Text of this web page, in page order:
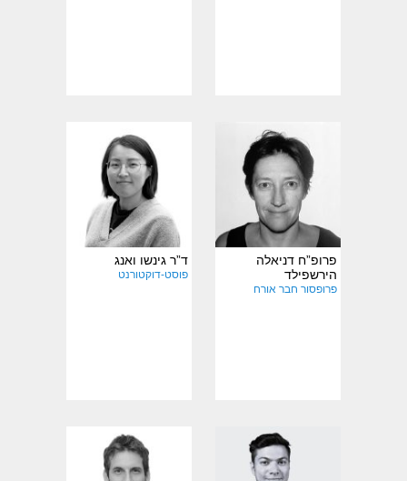
פרופ”ח דניאלה
הירשפילד
פרופסור חבר אורח
תחומי מחקר
והתמחות:
ד”ר גינשו ואנג
פוסט-דוקטורנט
תחומי מחקר
והתמחות:
תחומי מחקר
והתמחות:
תחומי מחקר
והתמחות: